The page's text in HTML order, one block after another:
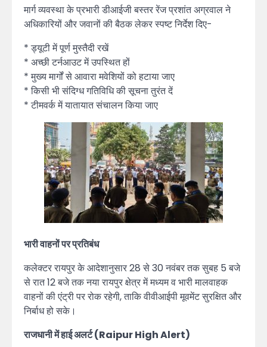
मार्ग व्यवस्था के प्रभारी डीआईजी बस्तर रेंज प्रशांत अग्रवाल ने
अधिकारियों और जवानों की बैठक लेकर स्पष्ट निर्देश दिए-
* ड्यूटी में पूर्ण मुस्तैदी रखें
* अच्छी टर्नआउट में उपस्थित हों
* मुख्य मार्गों से आवारा मवेशियों को हटाया जाए
* किसी भी संदिग्ध गतिविधि की सूचना तुरंत दें
* टीमवर्क में यातायात संचालन किया जाए
भारी वाहनों पर प्रतिबंध
कलेक्टर रायपुर के आदेशानुसार 28 से 30 नवंबर तक सुबह 5 बजे
से रात 12 बजे तक नया रायपुर क्षेत्र में मध्यम व भारी मालवाहक
वाहनों की एंट्री पर रोक रहेगी, ताकि वीवीआईपी मूवमेंट सुरक्षित और
निर्बाध हो सके।
राजधानी में हाई अलर्ट (Raipur High Alert)